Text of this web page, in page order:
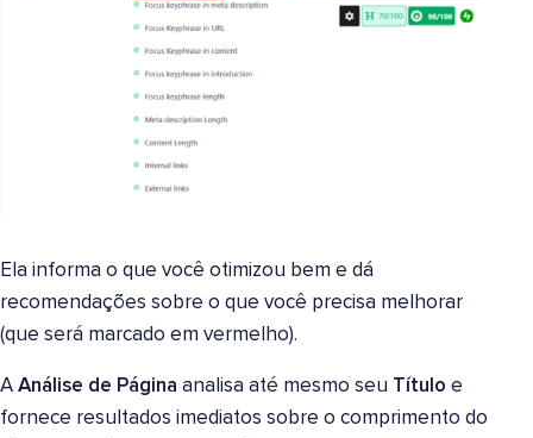
Ela informa o que você otimizou bem e dá
recomendações sobre o que você precisa melhorar
(que será marcado em vermelho).
A Análise de Página analisa até mesmo seu Título e
fornece resultados imediatos sobre o comprimento do